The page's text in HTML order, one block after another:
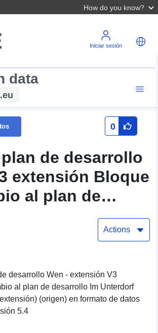
How do you know?
Iniciar sesión
data
0
de desarrollo
extensión Bloque
al plan de
En Unterdorf
(extensión)
Actions
desarrollo Wen - extensión V3
al plan de desarrollo Im Unterdorf
(origen) en formato de datos
5.4